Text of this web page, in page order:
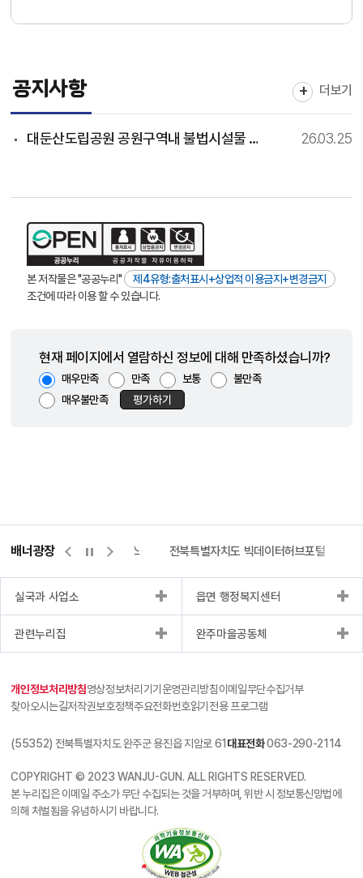
공지사항 더보기
대둔산도립공원 공원구역내 불법시설물 집중계도기간 운영 알림 26.03.25
본 저작물은 "공공누리"
제4유형:출처표시+상업적 이용금지+변경금지
조건에 따라 이용 할 수 있습니다.
현재 페이지에서 열람하신 정보에 대해 만족하셨습니까?
매우만족 만족 보통
불만족
매우불만족
평가하기
배너광장
량바로처리센터 위택스 전북특별자치도 빅데이터허브포털
실국과 사업소 읍면 행정복지센터
관련누리집 완주마을공동체
개인정보처리방침영상정보처리기기운영관리방침이메일무단수집거부
찾아오시는길저작권보호정책주요전화번호읽기전용 프로그램
(55352) 전북특별자치도 완주군 용진읍 지암로 61대표전화063-290-2114
COPYRIGHT © 2023 WANJU-GUN. ALL RIGHTS RESERVED.
본 누리집은 이메일 주소가 무단 수집되는 것을 거부하며, 위반 시 정보통신망법에
의해 처벌됨을 유념하시기 바랍니다.